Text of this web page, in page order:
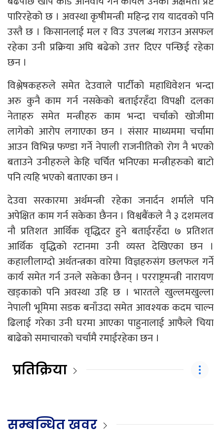
पारिरहेको छ । अवस्था कृषीमन्त्री महिन्द्र राय यादवको पनि
उस्तै छ । किसानलाई मल र विउ उपलब्ध गराउन असफल
रहेका उनी प्रक्रिया अघि बढेको उत्तर दिएर पन्छिई रहेका
छन ।
विश्लेषकहरुले समेत देउवाले पार्टीको महाधिवेशन भन्दा
अरु कुनै काम गर्न नसकेको बताईरहँदा विपक्षी दलका
नेताहरु समेत मन्त्रीहरु काम भन्दा चर्चाको खोजीमा
लागेको आरोप लगाएका छन । संसार माध्यममा चर्चामा
आउन विभिन्न फण्डा गर्ने नेपाली राजनीतिको रोग नै भएको
बताउने उनीहरुले केहि चर्चित भनिएका मन्त्रीहरुको बाटो
पनि त्यहि भएको बताएका छन ।
देउवा सरकारमा अर्थमन्त्री रहेका जनार्दन शर्माले पनि
अपेक्षित काम गर्न सकेका छैनन । विश्वबैंकले नै ३ दशमलव
नौ प्रतिशत आर्थिक वृद्धिदर हुने बताईरहँदा ७ प्रतिशत
आर्थिक वृद्धिको रटानमा उनी व्यस्त देखिएका छन ।
कहालीलाग्दो अर्थतन्त्रका वारेमा विज्ञहरुसंग छलफल गर्ने
कार्य समेत गर्न उनले सकेका छैनन् । परराष्ट्रमन्त्री नारायण
खड्काको पनि अवस्था उहि छ । भारतले खुल्लमखुल्ला
नेपाली भूमिमा सडक बनाँउदा समेत आवश्यक कदम चाल्न
ढिलाई गरेका उनी घरमा आएका पाहुनालाई आफैले चिया
बाढेको समाचारको चर्चामै रमाईरहेका छन ।
प्रतिक्रिया
सम्बन्धित खवर